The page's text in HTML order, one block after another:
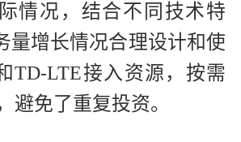
情况，结合不同技术特
量增长情况合理设计和使
TD-LTE接入资源，按需
避免了重复投资。